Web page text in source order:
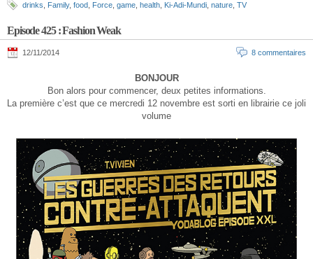
drinks, Family, food, Force, game, health, Ki-Adi-Mundi, nature, TV
Episode 425 : Fashion Weak
12/11/2014 8 commentaires
BONJOUR
Bon alors pour commencer, deux petites informations.
La première c’est que ce mercredi 12 novembre est sorti en librairie ce joli
volume